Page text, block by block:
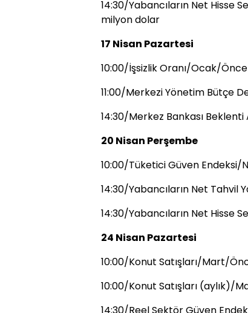
14:30/Yabancıların Net Hisse
milyon dolar
17 Nisan Pazartesi
10:00/İşsizlik Oranı/Ocak/
11:00/Merkezi Yönetim Bütçe
14:30/Merkez Bankası
20 Nisan Perşembe
10:00/Tüketici Güven Endeksi/
14:30/Yabancıların Net Tahvil
14:30/Yabancıların Net Hisse
24 Nisan Pazartesi
10:00/Konut Satışları/Mart/
10:00/Konut Satışları (aylık)/